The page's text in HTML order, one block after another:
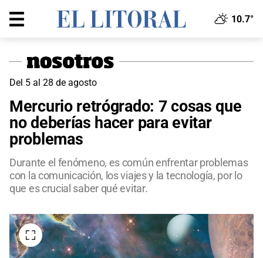
10.7°
Del 5 al 28 de agosto
Mercurio retrógrado: 7 cosas que
no deberías hacer para evitar
problemas
Durante el fenómeno, es común enfrentar problemas
con la comunicación, los viajes y la tecnología, por lo
que es crucial saber qué evitar.